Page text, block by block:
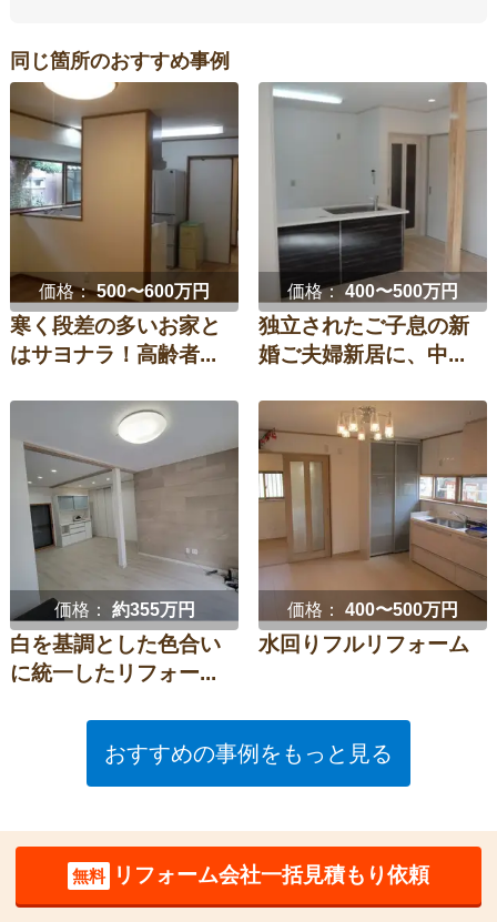
同じ箇所のおすすめ事例
価格：500〜600万円
寒く段差の多いお家と
はサヨナラ！高齢者...
価格：400〜500万円
独立されたご子息の新
婚ご夫婦新居に、中...
価格： 約355万円
白を基調とした色合い
に統一したリフォー...
価格： 400〜500万円
水回りフルリフォーム
おすすめの事例をもっと見る
無料 リフォーム会社一括見積もり依頼